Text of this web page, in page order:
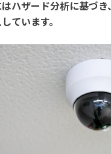
ハザード分析に基づき
ています。